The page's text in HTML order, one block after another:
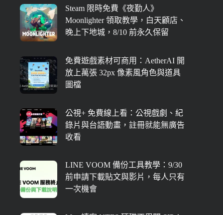
Steam 限時免費《夜勤人》
Moonlighter 領取教學，白天顧店、
晚上下地城，8/10 前永久保留
免費遊戲素材可商用：AetherAI 開
放上萬張 32px 像素風角色與道具
圖檔
公視+ 免費線上看：公視戲劇、紀
錄片與台語動畫，註冊就能無廣告
收看
LINE VOOM 備份工具教學：9/30
前申請下載貼文與影片，每人只有
一次機會